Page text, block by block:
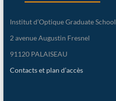
Institut d’Optique Graduate School
2 avenue Augustin Fresnel
91120 PALAISEAU
Contacts et plan d’accès